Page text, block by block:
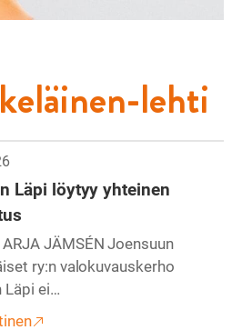
lehti
Läpi löytyy yhteinen
JÄMSÉN Joensuun
ry:n valokuvauskerho
Läpi ei…